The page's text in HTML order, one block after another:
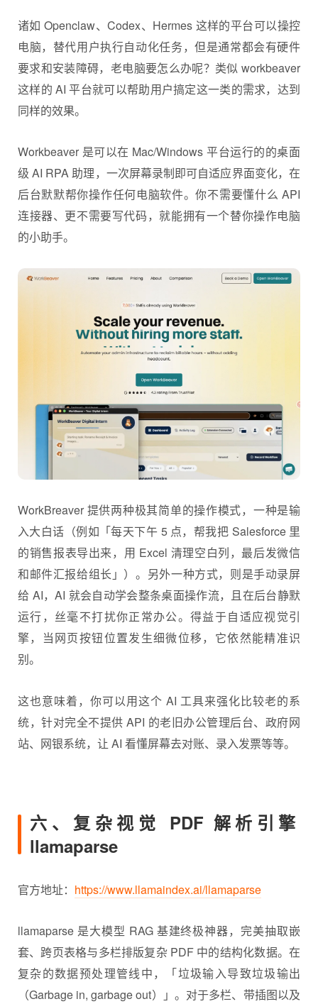
诸如 Openclaw、Codex、Hermes 这样的平台可以操控
电脑，替代用户执行自动化任务，但是通常都会有硬件
要求和安装障碍，老电脑要怎么办呢？类似 workbeaver
这样的 AI 平台就可以帮助用户搞定这一类的需求，达到
同样的效果。
Workbeaver 是可以在 Mac/Windows 平台运行的的桌面
级 AI RPA 助理，一次屏幕录制即可自适应界面变化，在
后台默默帮你操作任何电脑软件。你不需要懂什么 API
连接器、更不需要写代码，就能拥有一个替你操作电脑
的小助手。
WorkBreaver 提供两种极其简单的操作模式，一种是输
入大白话（例如「每天下午 5 点，帮我把 Salesforce 里
的销售报表导出来，用 Excel 清理空白列，最后发微信
和邮件汇报给组长」）。另外一种方式，则是手动录屏
给 AI，AI 就会自动学会整条桌面操作流，且在后台静默
运行，丝毫不打扰你正常办公。得益于自适应视觉引
擎，当网页按钮位置发生细微位移，它依然能精准识
别。
这也意味着，你可以用这个 AI 工具来强化比较老的系
统，针对完全不提供 API 的老旧办公管理后台、政府网
站、网银系统，让 AI 看懂屏幕去对账、录入发票等等。
六、复杂视觉 PDF 解析引擎
llamaparse
官方地址： https://www.llamaindex.ai/llamaparse
llamaparse 是大模型 RAG 基建终极神器，完美抽取嵌
套、跨页表格与多栏排版复杂 PDF 中的结构化数据。在
复杂的数据预处理管线中，「垃圾输入导致垃圾输出
（Garbage in, garbage out）」。对于多栏、带插图以及